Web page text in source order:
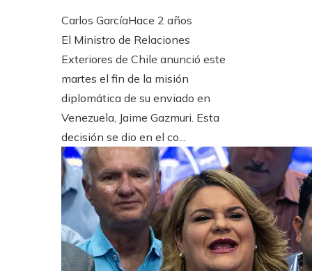
Carlos GarcíaHace 2 años
El Ministro de Relaciones
Exteriores de Chile anunció este
martes el fin de la misión
diplomática de su enviado en
Venezuela, Jaime Gazmuri. Esta
decisión se dio en el co...